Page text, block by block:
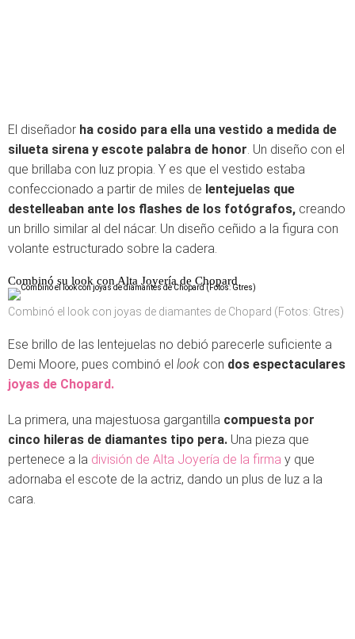
El diseñador ha cosido para ella una vestido a medida de
silueta sirena y escote palabra de honor. Un diseño con el
que brillaba con luz propia. Y es que el vestido estaba
confeccionado a partir de miles de lentejuelas que
destelleaban ante los flashes de los fotógrafos, creando
un brillo similar al del nácar. Un diseño ceñido a la figura con
volante estructurado sobre la cadera.
Combinó su look con Alta Joyería de Chopard
Combinó el look con joyas de diamantes de Chopard (Fotos: Gtres)
Ese brillo de las lentejuelas no debió parecerle suficiente a
Demi Moore, pues combinó el look con dos espectaculares
joyas de Chopard.
La primera, una majestuosa gargantilla compuesta por
cinco hileras de diamantes tipo pera. Una pieza que
pertenece a la división de Alta Joyería de la firma y que
adornaba el escote de la actriz, dando un plus de luz a la
cara.